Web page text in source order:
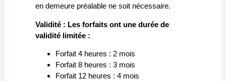
en demeure préalable ne soit nécessaire.
Validité : Les forfaits ont une durée de
validité limitée :
Forfait 4 heures : 2 mois
Forfait 8 heures : 3 mois
Forfait 12 heures : 4 mois